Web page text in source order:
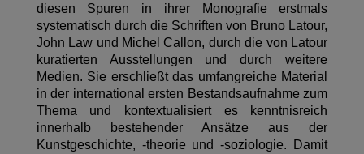
diesen Spuren in ihrer Monografie erstmals
systematisch durch die Schriften von Bruno Latour,
John Law und Michel Callon, durch die von Latour
kuratierten Ausstellungen und durch weitere
Medien. Sie erschließt das umfangreiche Material
in der international ersten Bestandsaufnahme zum
Thema und kontextualisiert es kenntnisreich
innerhalb bestehender Ansätze aus der
Kunstgeschichte, -theorie und -soziologie. Damit